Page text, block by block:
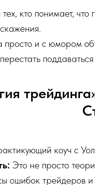
кто понимает,
просто и с юмором
коуч с
Это не просто
ошибок трейдеров